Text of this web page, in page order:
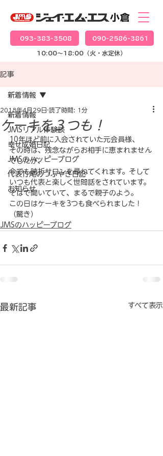
093-383-3508 090-2586-3861
10:00～18:00（火・水定休）
記事
新着情報
JMSリアル体験談
幸せ成婚日記
JMSのハッピーブログ
代表竹尾のつぶやき日記
お知らせ
新着情報
ケーキを３つも！
2018年4月29日 読了時間: 1分
10年ほど前に入会されていた元会員様、
その時は、残念ながらお相手に恵まれません
でしたが、
今でも時折サロンを尋ねてくれます。そして
いつも代表と楽しく世間話をされています。
そばで聞いていて、まるで親子のよう。
この日はケーキを3つも食べられました！
（驚き）
JMSのハッピーブログ
最新記事 すべて表示